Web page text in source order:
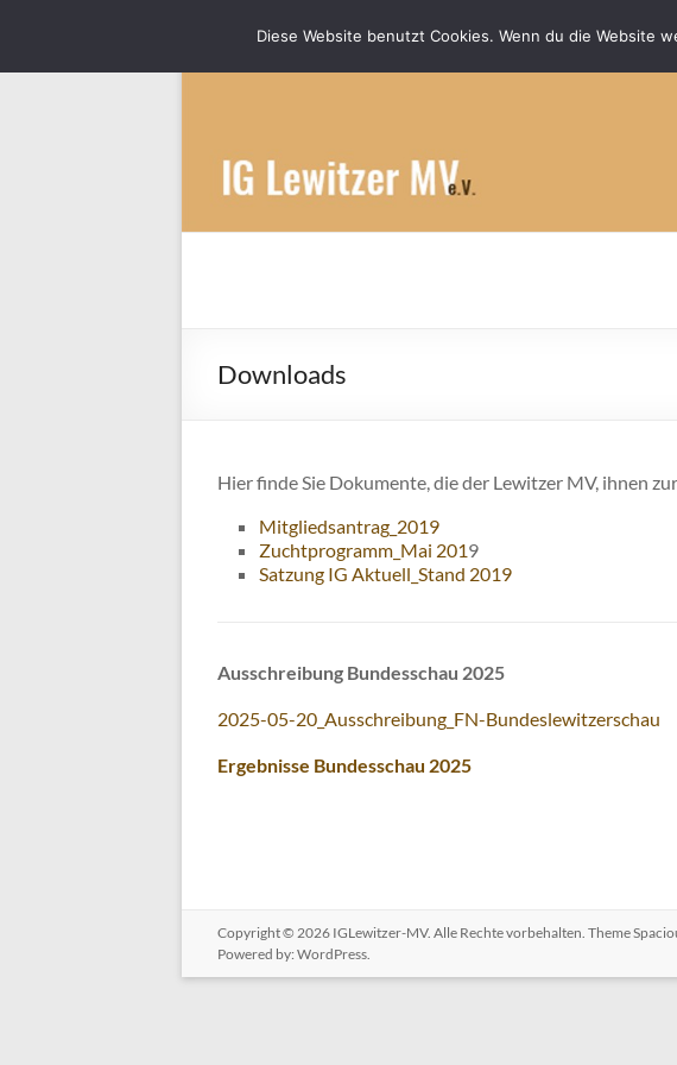
Inhalt
Downloads
Hier finde Sie Dokumente, die der Lewitzer MV, ihnen
Mitgliedsantrag_2019
Zuchtprogramm_Mai 2019
Satzung IG Aktuell_Stand 2019
Ausschreibung Bundesschau 2025
2025-05-20_Ausschreibung_FN-Bundeslewitzerschau
Ergebnisse Bundesschau 2025
Copyright © 2026 IGLewitzer-MV. Alle Rechte vorbehalten. Theme
Powered by: WordPress.
Diese Website benutzt Cookies. Wenn du die Website